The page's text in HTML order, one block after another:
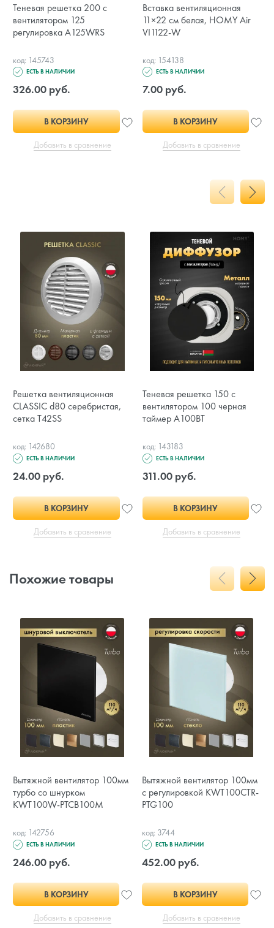
Теневая решетка 200 с
вентилятором 125
регулировка A125WRS
код: 145743
ЕСТЬ В НАЛИЧИИ
326.00 руб.
В КОРЗИНУ
Добавить в сравнение
Вставка вентиляционная
11×22 см белая, HOMY Air
VI1122-W
код: 154138
ЕСТЬ В НАЛИЧИИ
7.00 руб.
В КОРЗИНУ
Добавить в сравнение
Решетка вентиляционная
CLASSIC d80 серебристая,
сетка T42SS
код: 142680
ЕСТЬ В НАЛИЧИИ
24.00 руб.
В КОРЗИНУ
Добавить в сравнение
Теневая решетка 150 с
вентилятором 100 черная
таймер A100BT
код: 143183
ЕСТЬ В НАЛИЧИИ
311.00 руб.
В КОРЗИНУ
Добавить в сравнение
Похожие товары
Вытяжной вентилятор 100мм
турбо со шнурком
KWT100W-PTCB100M
код: 142756
ЕСТЬ В НАЛИЧИИ
246.00 руб.
В КОРЗИНУ
Добавить в сравнение
Вытяжной вентилятор 100мм
с регулировкой KWT100CTR-
PTG100
код: 3744
ЕСТЬ В НАЛИЧИИ
452.00 руб.
В КОРЗИНУ
Добавить в сравнение